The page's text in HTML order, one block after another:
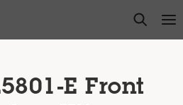
open
E Front